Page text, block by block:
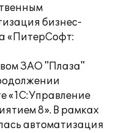
бизнес-
«ПитерСофт:
ЗАО "Плаза"
«1С:Управление
8». В рамках
автоматизация